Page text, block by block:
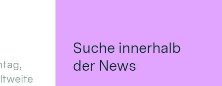
Suche innerhalb
der News